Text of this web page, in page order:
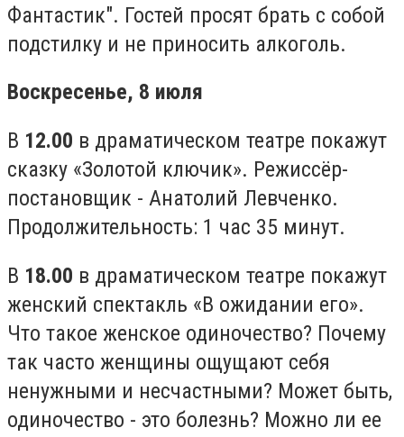
Фантастик". Гостей просят брать с собой
подстилку и не приносить алкоголь.
Воскресенье, 8 июля
В 12.00 в драматическом театре покажут
сказку «Золотой ключик». Режиссёр-
постановщик - Анатолий Левченко.
Продолжительность: 1 час 35 минут.
В 18.00 в драматическом театре покажут
женский спектакль «В ожидании его».
Что такое женское одиночество? Почему
так часто женщины ощущают себя
ненужными и несчастными? Может быть,
одиночество - это болезнь? Можно ли ее